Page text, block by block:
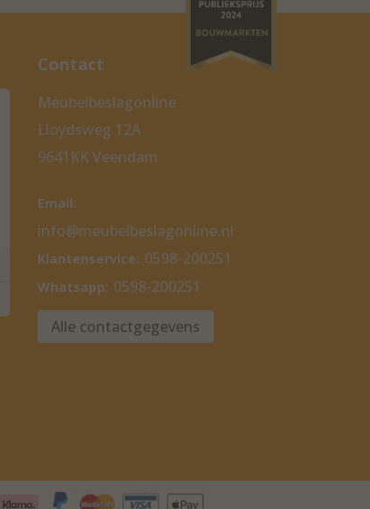
Contact
Meubelbeslagonline
Lloydsweg 12A
9641KK Veendam
Email:
info@meubelbeslagonline.nl
Klantenservice: 0598-200251
Whatsapp: 0598-200251
Alle contactgegevens